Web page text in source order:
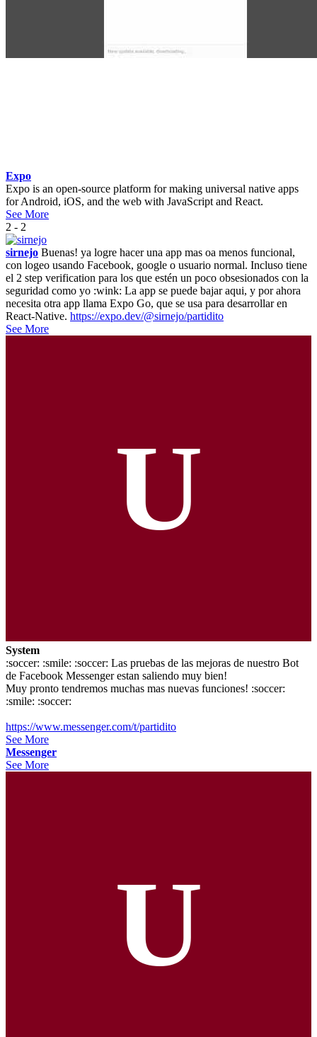
Expo
Expo is an open-source platform for making universal native apps
for Android, iOS, and the web with JavaScript and React.
See More
2 - 2
sirnejo Buenas! ya logre hacer una app mas oa menos funcional,
con logeo usando Facebook, google o usuario normal. Incluso tiene
el 2 step verification para los que estén un poco obsesionados con la
seguridad como yo :wink: La app se puede bajar aqui, y por ahora
necesita otra app llama Expo Go, que se usa para desarrollar en
React-Native. https://expo.dev/@sirnejo/partidito
See More
U
System
:soccer: :smile: :soccer: Las pruebas de las mejoras de nuestro Bot
de Facebook Messenger estan saliendo muy bien!
Muy pronto tendremos muchas mas nuevas funciones! :soccer:
:smile: :soccer:
https://www.messenger.com/t/partidito
See More
Messenger
See More
U